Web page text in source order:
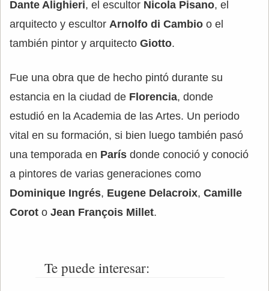
Dante Alighieri, el escultor Nicola Pisano, el
arquitecto y escultor Arnolfo di Cambio o el
también pintor y arquitecto Giotto.
Fue una obra que de hecho pintó durante su
estancia en la ciudad de Florencia, donde
estudió en la Academia de las Artes. Un periodo
vital en su formación, si bien luego también pasó
una temporada en París donde conoció y conoció
a pintores de varias generaciones como
Dominique Ingrés, Eugene Delacroix, Camille
Corot o Jean François Millet.
Te puede interesar: